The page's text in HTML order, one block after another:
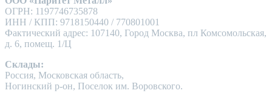
ОГРН: 1197746735878
ИНН / КПП: 9718150440 / 770801001
Фактический адрес: 107140, Город Москва, пл Комсомольская,
д. 6, помещ. 1/Ц
Склады:
Россия, Московская область,
Ногинский р-он, Поселок им. Воровского.